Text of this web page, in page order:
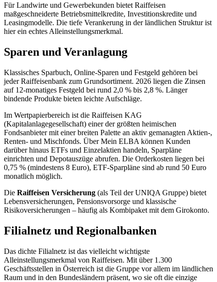
Für Landwirte und Gewerbekunden bietet Raiffeisen
maßgeschneiderte Betriebsmittelkredite, Investitionskredite und
Leasingmodelle. Die tiefe Verankerung in der ländlichen Struktur ist
hier ein echtes Alleinstellungsmerkmal.
Sparen und Veranlagung
Klassisches Sparbuch, Online-Sparen und Festgeld gehören bei
jeder Raiffeisenbank zum Grundsortiment. 2026 liegen die Zinsen
auf 12-monatiges Festgeld bei rund 2,0 % bis 2,8 %. Länger
bindende Produkte bieten leichte Aufschläge.
Im Wertpapierbereich ist die Raiffeisen KAG
(Kapitalanlagegesellschaft) einer der größten heimischen
Fondsanbieter mit einer breiten Palette an aktiv gemanagten Aktien-,
Renten- und Mischfonds. Über Mein ELBA können Kunden
darüber hinaus ETFs und Einzelaktien handeln, Sparpläne
einrichten und Depotauszüge abrufen. Die Orderkosten liegen bei
0,75 % (mindestens 8 Euro), ETF-Sparpläne sind ab rund 50 Euro
monatlich möglich.
Die Raiffeisen Versicherung (als Teil der UNIQA Gruppe) bietet
Lebensversicherungen, Pensionsvorsorge und klassische
Risikoversicherungen – häufig als Kombipaket mit dem Girokonto.
Filialnetz und Regionalbanken
Das dichte Filialnetz ist das vielleicht wichtigste
Alleinstellungsmerkmal von Raiffeisen. Mit über 1.300
Geschäftsstellen in Österreich ist die Gruppe vor allem im ländlichen
Raum und in den Bundesländern präsent, wo sie oft die einzige